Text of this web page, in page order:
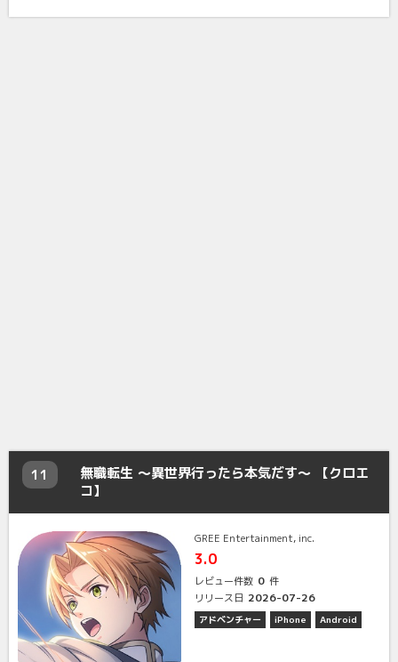
11
無職転生 〜異世界行ったら本気だす〜 【クロエ
コ】
GREE Entertainment, inc.
3.0
レビュー件数 0 件
リリース日 2026-07-26
アドベンチャー iPhone Android